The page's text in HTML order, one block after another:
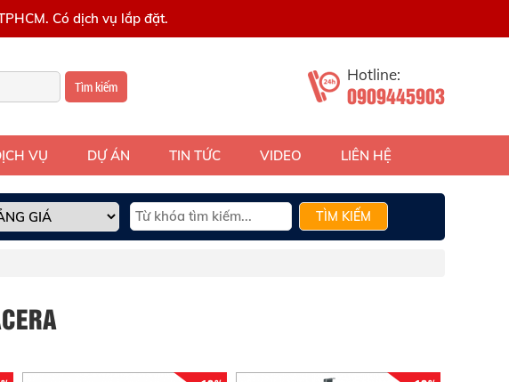
Có dịch vụ lắp đặt.
Tìm kiếm
Hotline:
0909445903
VỤ DỰ ÁN TIN TỨC VIDEO LIÊN HỆ
TÌM KIẾM